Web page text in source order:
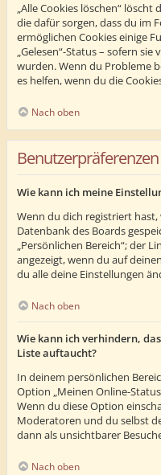
„Alle Cookies löschen“
die dafür sorgen, dass du im
ermöglichen Cookies einige
„Gelesen“-Status – sofern
wurden. Wenn du Probleme
es helfen, wenn du die
Nach oben
Wie kann ich meine
Wenn du dich registriert
Datenbank des Boards
„Persönlichen Bereich“; der
angezeigt, wenn du auf
du alle deine Einstellungen
Nach oben
Wie kann ich verhindern,
Liste auftaucht?
In deinem persönlichen
Option „Meinen Online-
Wenn du diese Option
Moderatoren und du selbst
dann als unsichtbarer
Nach oben